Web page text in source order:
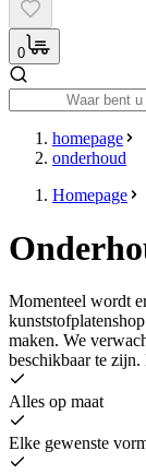
0
homepage
onderhoud
Homepage
Momenteel wordt
maken. We
beschikbaar te
Alles op maat
Elke gewenste